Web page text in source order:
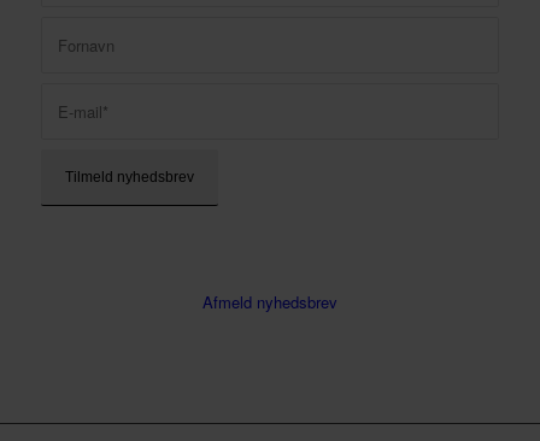
Afmeld nyhedsbrev